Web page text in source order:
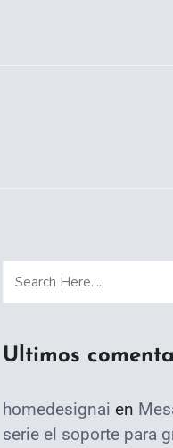
Ultimos
homedesignai en
serie el soporte para